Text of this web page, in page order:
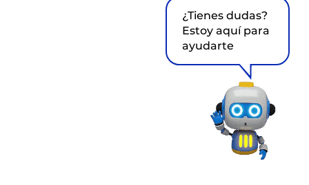
¿Tienes dudas?
Estoy aquí para
ayudarte